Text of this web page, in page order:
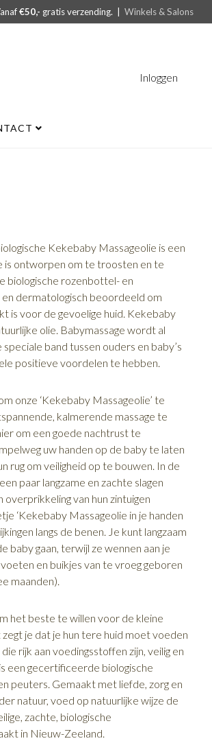
€50,- gratis verzending. |Winkels & Salons
Inloggen
Kekebaby Massageolie is een
is ontworpen om te troosten en te
biologische rozenbottel- en
dermatologisch beoordeeld om
is voor de gevoelige huid. Kekebaby
olie. Babymassage wordt al
band tussen ouders en baby’s
positieve voordelen te hebben.
onze ‘Kekebaby Massageolie’ te
kalmerende massage te
om een goede nachtrust te
uw handen op de baby te laten
rug om veiligheid op te bouwen. In de
paar langzame en zachte slagen
van hun zintuigen
‘Kekebaby Massageolie in je handen
langs de benen. Je kunt langzaam
baby gaan, terwijl ze wennen aan je
en buikjes van te vroeg geboren
maanden).
het beste te willen voor de kleine
zegt je dat je hun tere huid moet voeden
rijk aan voedingsstoffen zijn, veilig en
een gecertificeerde biologische
peuters. Gemaakt met liefde, zorg en
natuur, voed op natuurlijke wijze de
zachte, biologische
in Nieuw-Zeeland.